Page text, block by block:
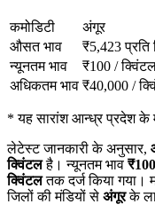
कमोडिटी
अंगूर
औसत भाव
₹5,423 प्रति
न्यूनतम भाव
₹100 /
अधिकतम भाव ₹40,000 /
*यह सारांश आन्ध्र प्रदेश के
लेटेस्ट जानकारी के अनुसार,
क्विंटलहै। न्यूनतम भाव ₹100
क्विंटलतक दर्ज किया गया।
जिलों की मंडियों से अंगूरके